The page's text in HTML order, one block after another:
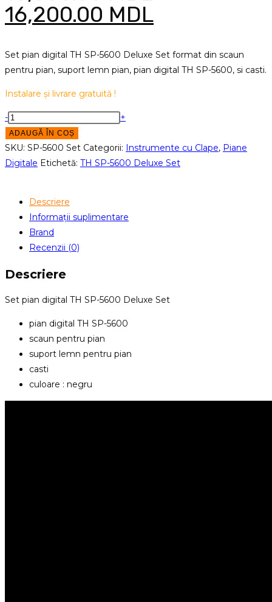
Prețul
a
fost:
16,500.00 MDL.
16,200.00 MDLPrețul
este:
16,200.00
Set pian digital TH SP-5600 Deluxe Set format din scaun
pentru pian, suport lemn pian, pian digital TH SP-5600, si casti.
Instalare și livrare gratuită !
Cantitate
Set
pian
digital
Deluxe
- +
ADAUGĂ ÎN COȘ
SKU: SP-5600 Set Categorii: Instrumente cu Clape, Piane
Digitale Etichetă: TH SP-5600 Deluxe Set
Descriere
Informații suplimentare
Brand
Recenzii (0)
Descriere
Set pian digital TH SP-5600 Deluxe Set
pian digital TH SP-5600
scaun pentru pian
suport lemn pentru pian
casti
culoare : negru